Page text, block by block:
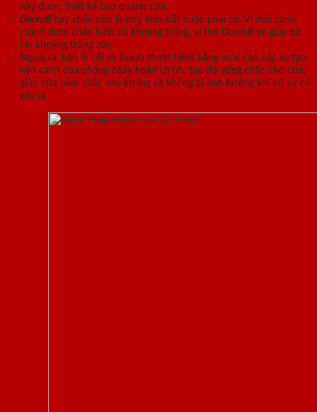
này được thiết kế bao quanh cửa.
Doorsill hay chân cửa là phụ kiện bắt buộc phải có. Vì mỗi cánh
cửa ở dưới chân luôn có khoảng trống, vì thế Doorsill sẽ giúp bịt
kín khoảng trống này
Ngoài ra, bản lề cối và thanh thoát hiểm bằng inox cao cấp sẽ tạo
nên cánh cửa chống cháy hoàn chỉnh, tạo độ vững chắc cho cửa,
giúp cửa bám chắc vào khung và không bị ảnh hưởng khi có sự cố
xảy ra